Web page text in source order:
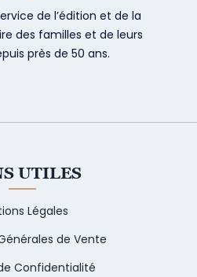
de l’édition et de la
des familles et de leurs
près de 50 ans.
UTILES
Légales
de Vente
Confidentialité